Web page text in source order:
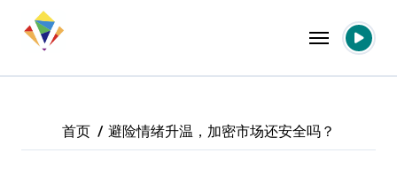
首页 避险情绪升温，加密市场还安全吗？